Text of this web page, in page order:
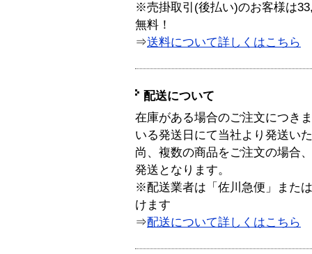
※売掛取引(後払い)のお客様は
無料！
⇒送料について詳しくはこちら
配送について
在庫がある場合のご注文につき
いる発送日にて当社より発送い
尚、複数の商品をご注文の場合
発送となります。
※配送業者は「佐川急便」また
けます
⇒配送について詳しくはこちら